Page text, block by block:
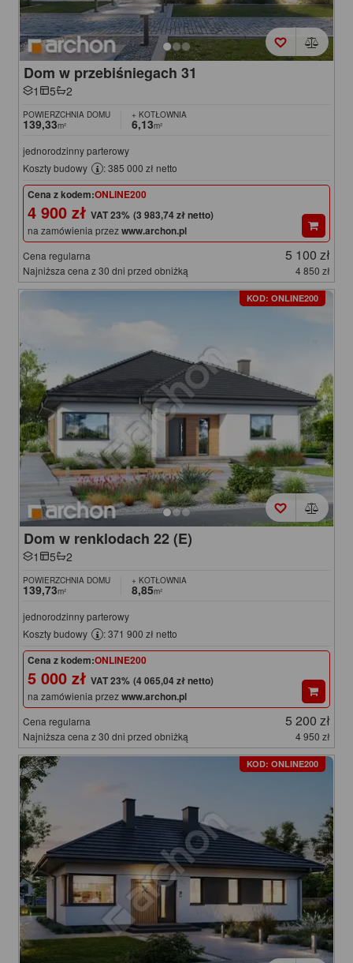
Dom w przebiśniegach 31
1 5 2
POWIERZCHNIA DOMU
139,33m²
+ KOTŁOWNIA
6,13m²
jednorodzinny parterowy
Koszty budowy
: 385 000 zł netto
Cena z kodem:ONLINE200
4 900 zł (3 983,74 zł netto)
na zamówienia przezwww.archon.pl
Cena regularna 5 100 zł
Najniższa cena z 30 dni przed obniżką 4 850 zł
KOD: ONLINE200
Dom w renklodach 22 (E)
1 5 2
POWIERZCHNIA DOMU
139,73m²
+ KOTŁOWNIA
8,85m²
jednorodzinny parterowy
Koszty budowy
: 371 900 zł netto
Cena z kodem:ONLINE200
5 000 zł (4 065,04 zł netto)
na zamówienia przezwww.archon.pl
Cena regularna 5 200 zł
Najniższa cena z 30 dni przed obniżką 4 950 zł
KOD: ONLINE200